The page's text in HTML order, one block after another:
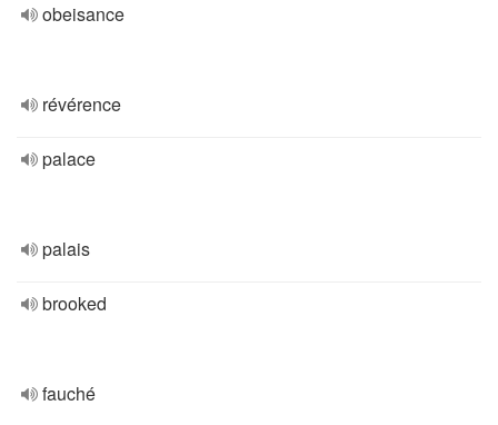
obeisance
révérence
palace
palais
brooked
fauché